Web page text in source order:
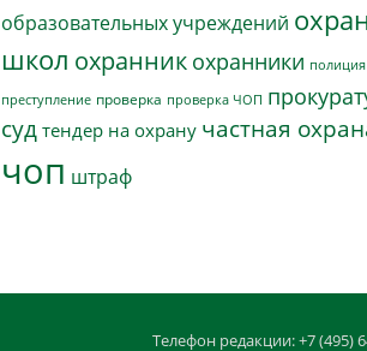
образовательных учреждений
школ охранник охранники полиция
преступление проверка проверка ЧОП
суд тендер на охрану частная
чоп штраф
Телефон редакции: +7 (495)